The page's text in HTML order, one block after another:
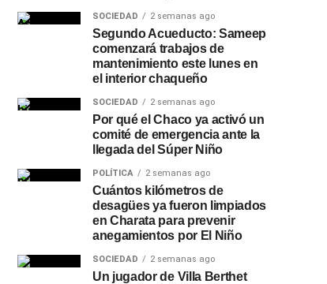
SOCIEDAD 2 semanas ago
Segundo Acueducto: Sameep
comenzará trabajos de
mantenimiento este lunes en
el interior chaqueño
SOCIEDAD 2 semanas ago
Por qué el Chaco ya activó un
comité de emergencia ante la
llegada del Súper Niño
POLÍTICA 2 semanas ago
Cuántos kilómetros de
desagües ya fueron limpiados
en Charata para prevenir
anegamientos por El Niño
SOCIEDAD 2 semanas ago
Un jugador de Villa Berthet